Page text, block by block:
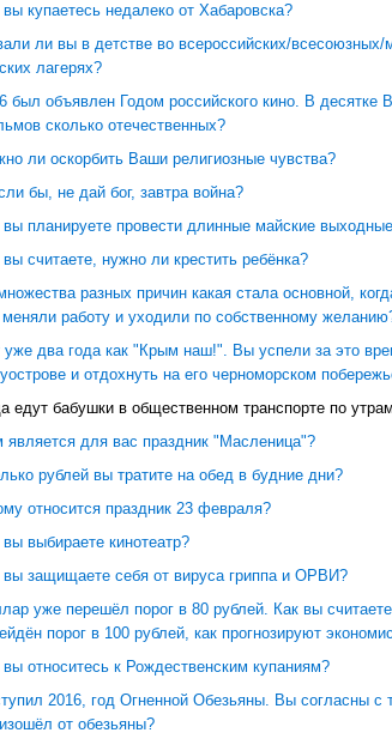
вы купаетесь недалеко от Хабаровска?
ли вы в детстве во всероссийских/
лагерях?
был объявлен Годом российского кино. В
сколько отечественных?
ли оскорбить Ваши религиозные чувства?
бы, не дай бог, завтра война?
вы планируете провести длинные майские
вы считаете, нужно ли крестить ребёнка?
разных причин какая стала основной,
меняли работу и уходили по собственному
уже два года как "Крым наш!". Вы успели за это
и отдохнуть на его черноморском
едут бабушки в общественном транспорте по
является для вас праздник "Масленица"?
рублей вы тратите на обед в будние дни?
относится праздник 23 февраля?
вы выбираете кинотеатр?
вы защищаете себя от вируса гриппа и ОРВИ?
уже перешёл порог в 80 рублей. Как вы
порог в 100 рублей, как прогнозируют
вы относитесь к Рождественским купаниям?
2016, год Огненной Обезьяны. Вы согласны с
от обезьяны?